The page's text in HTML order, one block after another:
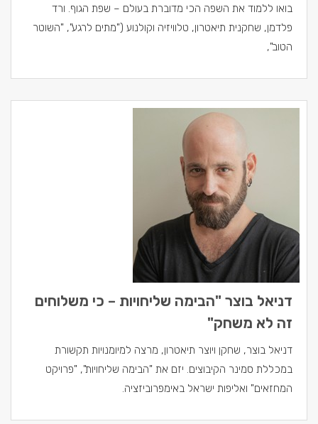
בואו ללמוד את השפה הכי מדוברת בעולם – שפת הגוף. ורד
פלדמן, שחקנית תיאטרון, טלוויזיה וקולנוע ("מתים לרגע", "השוטר
הטוב",
דניאל בוצר "הבימה שליחויות – כי משלוחים
זה לא משחק"
דניאל בוצר, שחקן ויוצר תיאטרון, מרצה למיומנויות תקשורת
במכללת סמינר הקיבוצים. יזם את "הבימה שליחויות", "פרויקט
המחזאים" ואליפות ישראל באימפרוביזציה.